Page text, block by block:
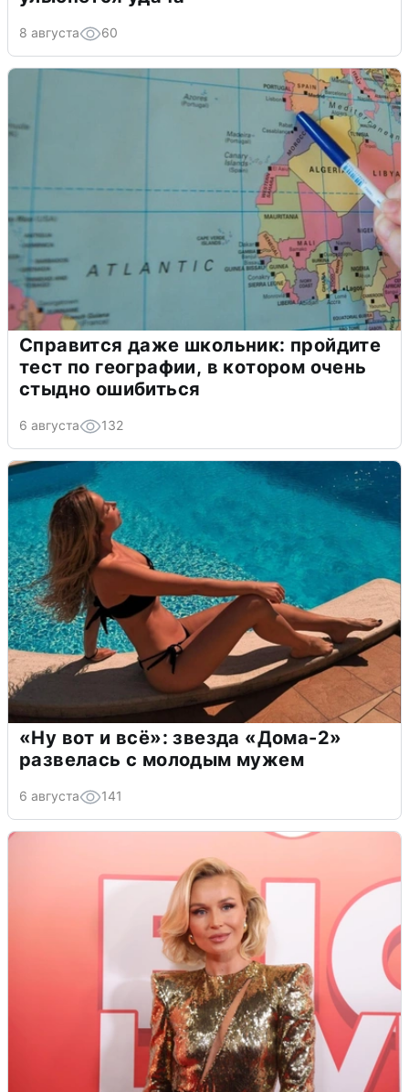
8 августа 60
Справится даже школьник: пройдите
тест по географии, в котором очень
стыдно ошибиться
6 августа 132
«Ну вот и всё»: звезда «Дома-2»
развелась с молодым мужем
6 августа 141